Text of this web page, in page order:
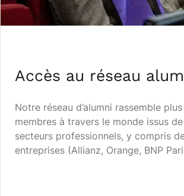
Accès au réseau
Notre réseau d’alumni rassemble
membres à travers le monde issus
secteurs professionnels, y compris
entreprises (Allianz, Orange, BNP